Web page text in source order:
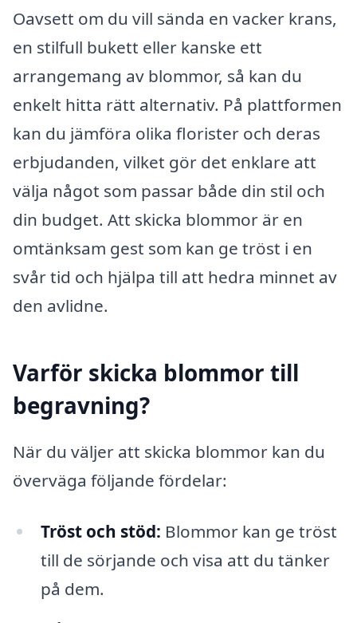
Oavsett om du vill sända en vacker krans,
en stilfull bukett eller kanske ett
arrangemang av blommor, så kan du
enkelt hitta rätt alternativ. På plattformen
kan du jämföra olika florister och deras
erbjudanden, vilket gör det enklare att
välja något som passar både din stil och
din budget. Att skicka blommor är en
omtänksam gest som kan ge tröst i en
svår tid och hjälpa till att hedra minnet av
den avlidne.
Varför skicka blommor till
begravning?
När du väljer att skicka blommor kan du
överväga följande fördelar:
Tröst och stöd: Blommor kan ge tröst
till de sörjande och visa att du tänker
på dem.